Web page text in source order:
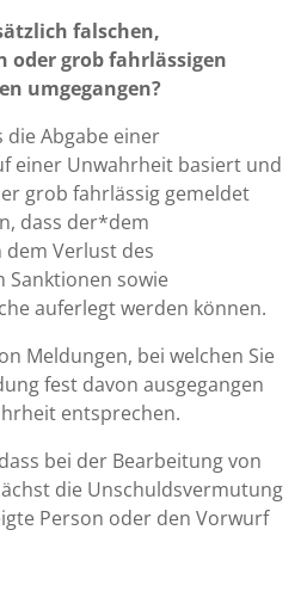
falschen,
oder grob fahrlässigen
umgegangen?
die Abgabe einer
einer Unwahrheit basiert und
grob fahrlässig gemeldet
dass der*dem
Verlust des
Sanktionen sowie
auferlegt werden können.
Meldungen, bei welchen Sie
fest davon ausgegangen
entsprechen.
bei der Bearbeitung von
die Unschuldsvermutung
Person oder den Vorwurf